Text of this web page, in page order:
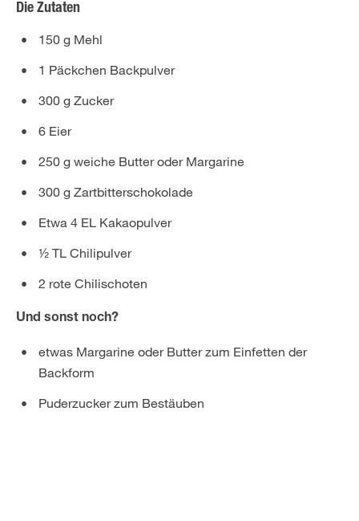
Die Zutaten
150 g Mehl
1 Päckchen Backpulver
300 g Zucker
6 Eier
250 g weiche Butter oder Margarine
300 g Zartbitterschokolade
Etwa 4 EL Kakaopulver
½ TL Chilipulver
2 rote Chilischoten
Und sonst noch?
etwas Margarine oder Butter zum Einfetten der
Backform
Puderzucker zum Bestäuben